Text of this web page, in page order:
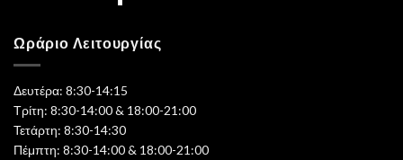
Ωράριο Λειτουργίας
Δευτέρα: 8:30-14:15
Τρίτη: 8:30-14:00 & 18:00-21:00
Τετάρτη: 8:30-14:30
Πέμπτη: 8:30-14:00 & 18:00-21:00